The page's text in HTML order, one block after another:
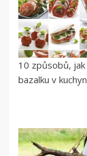
10 způsobů,
bazalku v